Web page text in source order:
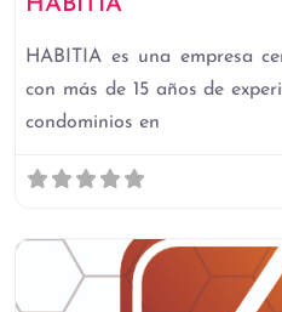
HABITIA es una empresa
con más de 15 años de
condominios en